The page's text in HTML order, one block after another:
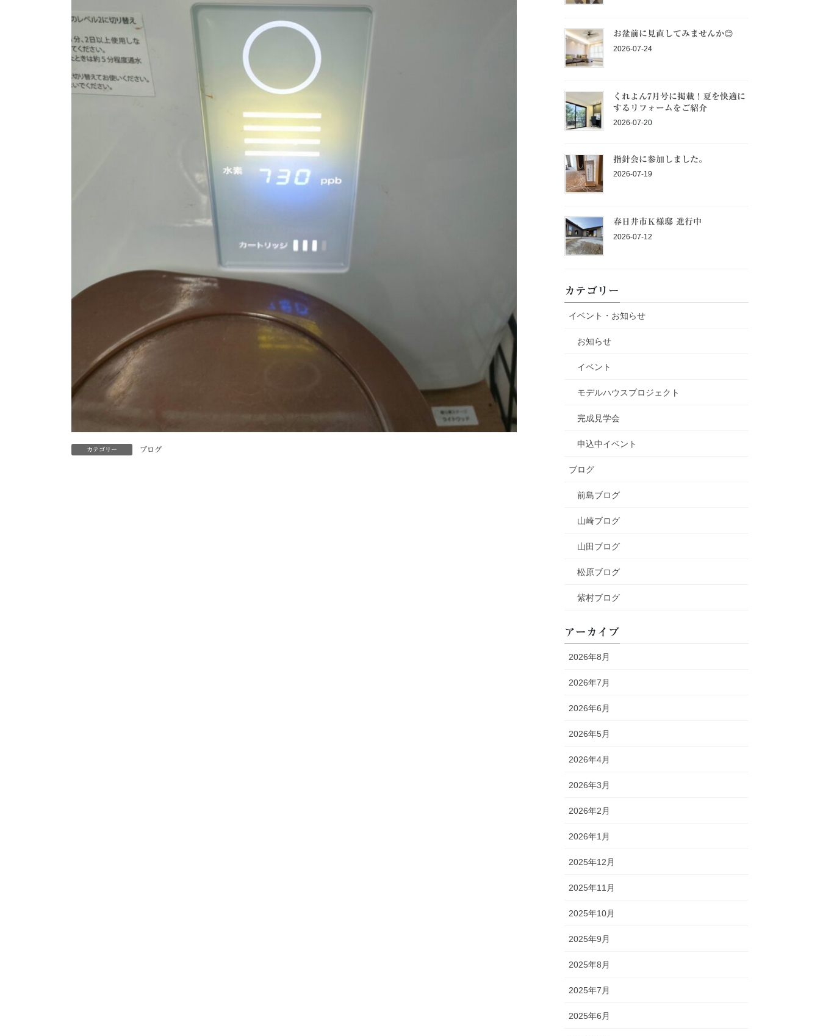
カテゴリー ブログ
お盆前に見直してみませんか😊
2026-07-24
くれよん7月号に掲載！夏を快適に
するリフォームをご紹介
2026-07-20
指針会に参加しました。
2026-07-19
春日井市Ｋ様邸 進行中
2026-07-12
カテゴリー
イベント・お知らせ
お知らせ
イベント
モデルハウスプロジェクト
完成見学会
申込中イベント
ブログ
前島ブログ
山崎ブログ
山田ブログ
松原ブログ
紫村ブログ
アーカイブ
2026年8月
2026年7月
2026年6月
2026年5月
2026年4月
2026年3月
2026年2月
2026年1月
2025年12月
2025年11月
2025年10月
2025年9月
2025年8月
2025年7月
2025年6月